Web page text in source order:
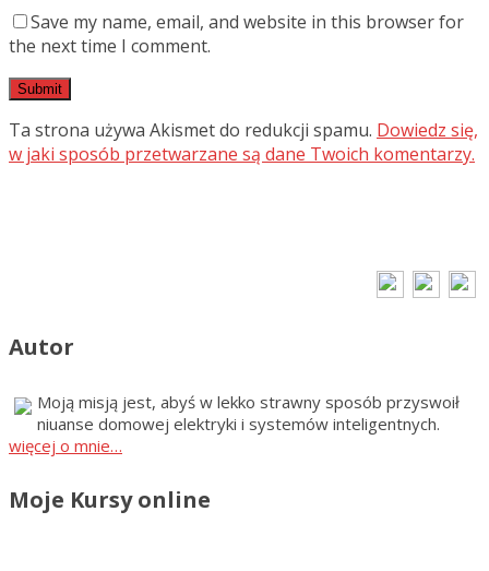
Save my name, email, and website in this browser for
the next time I comment.
Ta strona używa Akismet do redukcji spamu. Dowiedz się,
w jaki sposób przetwarzane są dane Twoich komentarzy.
Autor
Moją misją jest, abyś w lekko strawny sposób przyswoił
niuanse domowej elektryki i systemów inteligentnych.
więcej o mnie…
Moje Kursy online